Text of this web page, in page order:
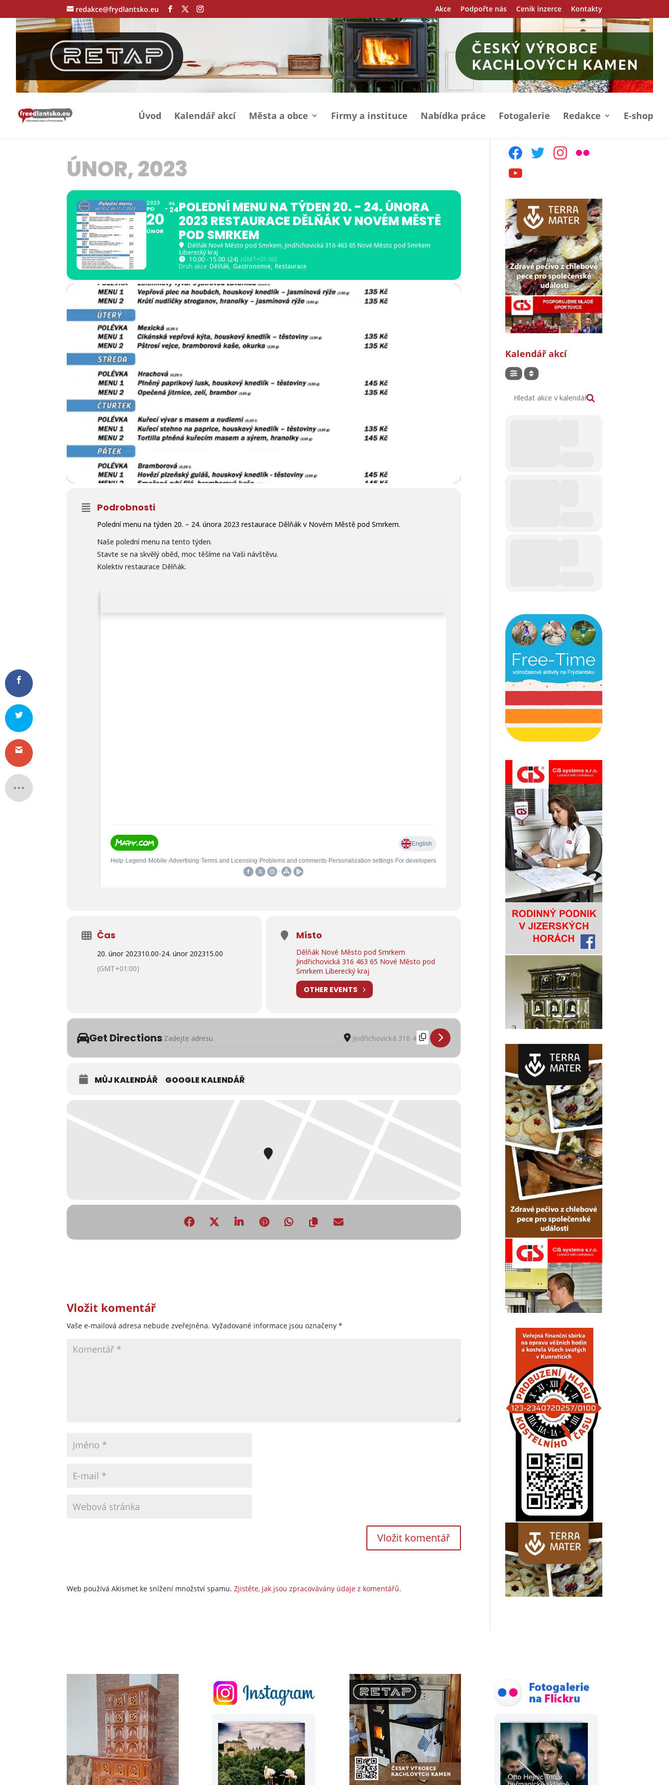
redakce@frydlantsko.eu Akce Podpořte nás Ceník inzerce Kontakty
Úvod Kalendář akcí Města a obce Firmy a instituce Nabídka práce Fotogalerie Redakce E-shop
ÚNOR, 2023
2023
PO
20
ÚNOR
PÁ
24POLEDNÍ MENU NA TÝDEN 20. - 24. ÚNORA
2023 RESTAURACE DĚLŇÁK V NOVÉM MĚSTĚ
POD SMRKEM
Dělňák Nové Město pod Smrkem, Jindřichovická 316 463 65 Nové Město pod Smrkem
Liberecký kraj
10.00 - 15.00 (24) (GMT+01:00)
Druh akce Dělňák, Gastronomie, Restaurace
Podrobnosti
Polední menu na týden 20. – 24. února 2023 restaurace Dělňák v Novém Městě pod Smrkem.
Naše polední menu na tento týden.
Stavte se na skvělý oběd, moc těšíme na Vaši návštěvu.
Kolektiv restaurace Dělňák.
Čas
20. únor 202310.00-24. únor 202315.00
(GMT+01:00)
Místo
Dělňák Nové Město pod Smrkem
Jindřichovická 316 463 65 Nové Město pod
Smrkem Liberecký kraj
OTHER EVENTS
Get Directions Address - Polední menu na týden 20. - 24. února 2023 restaurace Dělňák v Novém Městě pod Smrkem []Destination Address - Polední menu na týden 20. - 24. února 2023 restaurace Dělňák v Novém
MŮJ KALENDÁŘ GOOGLE KALENDÁŘ
Vložit komentář
Vaše e-mailová adresa nebude zveřejněna. Vyžadované informace jsou označeny*
Web používá Akismet ke snížení množství spamu.Zjistěte, jak jsou zpracovávány údaje z komentářů.
facebooktwitter instagram
flickr
youtube
Kalendář akcí